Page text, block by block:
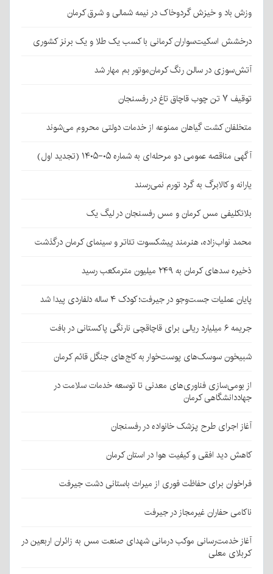
وزش باد و خیزش گردوخاک در نیمه شمالی و شرق کرمان
درخشش اسکیت‌سواران کرمانی با کسب یک طلا و یک برنز کشوری
آتش‌سوزی در سالن رنگ کرمان‌موتور بم مهار شد
توقیف ۷ تن چوب قاچاق تاغ در رفسنجان
متخلفان کشت گیاهان ممنوعه از خدمات دولتی محروم می‌شوند
آگهی مناقصه عمومی دو مرحله‌ای به شماره ۰۵-۱۴۰۵ (تجدید اول)
یارانه و کالابرگ به گرد تورم نمی‌رسند
بلاتکلیفی مس کرمان و مس رفسنجان در لیگ یک
محمد نواب‌زاده، هنرمند پیشکسوت تئاتر و سینمای کرمان درگذشت
ذخیره سدهای کرمان به ۲۴۹ میلیون مترمکعب رسید
پایان عملیات جست‌وجو در جیرفت؛ کودک ۴ ساله دلفاردی پیدا شد
جریمه ۶ میلیارد ریالی برای قاچاقچی نارنگی پاکستانی در بافت
شبیخون سوسک‌های پوست‌خوار به کاج‌های جنگل قائم کرمان
از بومی‌سازی فناوری‌های معدنی تا توسعه خدمات سلامت در
جهاددانشگاهی کرمان
آغاز اجرای طرح پزشک خانواده در رفسنجان
کاهش دید افقی و کیفیت هوا در استان کرمان
فراخوان برای حفاظت فوری از میراث باستانی دشت جیرفت
ناکامی حفاران غیرمجاز در جیرفت
آغاز خدمت‌رسانی موکب درمانی شهدای صنعت مس به زائران اربعین در
کربلای معلی